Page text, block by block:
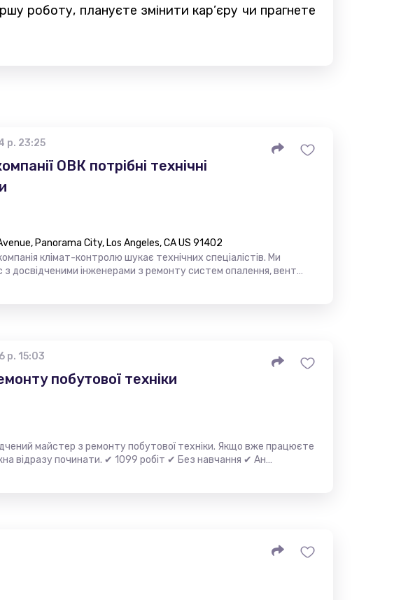
роботу, плануєте змінити кар’єру чи прагнете
р. 23:25
ОВК потрібні технічні
Panorama City, Los Angeles, CA US 91402
клімат-контролю шукає технічних спеціалістів. Ми
з досвідченими інженерами з ремонту систем опалення, вент…
р. 15:03
побутової техніки
майстер з ремонту побутової техніки. Якщо вже працюєте
відразу починати. ✔ 1099 робіт ✔ Без навчання ✔ Ан…